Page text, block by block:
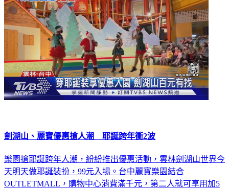
劍湖山、麗寶優惠搶人潮 耶誕跨年衝2波
樂園搶耶誕跨年人潮，紛紛推出優惠活動，雲林劍湖山世界今
天明天做耶誕裝扮，99元入場。台中麗寶樂園結合
OUTLETMALL，購物中心消費滿千元，第二人就可享用加5